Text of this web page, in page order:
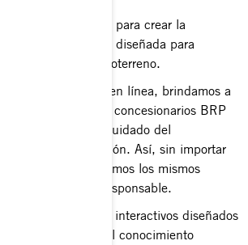
con Tread Lightly! para crear la
Responsable, diseñada para
nieve, agua y todoterreno.
gratuitas y en línea, brindamos a
powersports y a los concesionarios BRP
sobre seguridad, cuidado del
de conducción. Así, sin importar
el mundo, compartimos los mismos
de conducción responsable.
cursos interactivos diseñados
cuente con el conocimiento